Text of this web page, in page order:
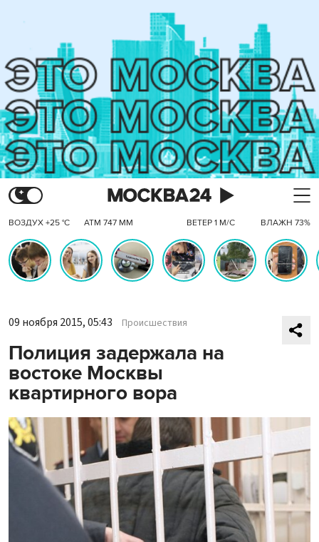
ВОЗДУХ +25 °C АТМ 747 ММ ВЕТЕР 1 М/С ВЛАЖН 73%
09 ноября 2015, 05:43 Происшествия
Полиция задержала на
востоке Москвы
квартирного вора